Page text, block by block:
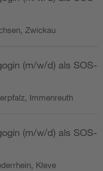
Zwickau
(m/w/d) als SOS-
Immenreuth
(m/w/d) als SOS-
Kleve